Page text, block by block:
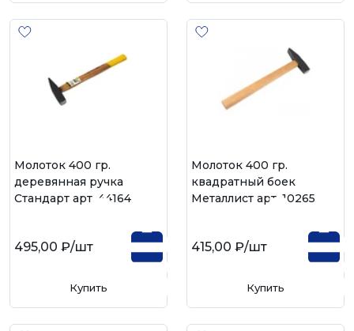
Молоток 400 гр.
деревянная ручка
Стандарт арт. 44164
495,00 ₽/шт
Купить
Молоток 400 гр.
квадратный боек
Металлист арт. 10265
415,00 ₽/шт
Купить